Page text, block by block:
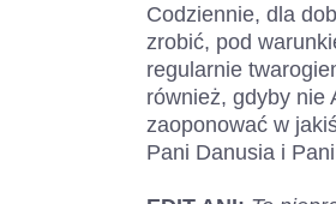
Codziennie, dla
zrobić, pod
regularnie
również, gdyby nie
zaoponować w
Pani Danusia i